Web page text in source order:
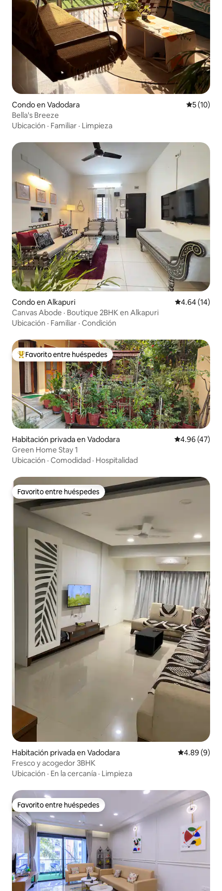
Condo en Vadodara
5 (10)
Bella's Breeze
Ubicación · Familiar · Limpieza
Condo en Alkapuri Calificación
4.64 (14)
Canvas Abode · Boutique 2BHK en Alkapuri
Ubicación · Familiar · Condición
Favorito entre huéspedes preferido
Favorito entre huéspedes
Habitación privada en Vadodara Calificación
4.96 (47)
Green Home Stay 1
Ubicación · Comodidad · Hospitalidad
Favorito entre huéspedes
Favorito entre huéspedes
Habitación privada en Vadodara Calificación
4.89 (9)
Fresco y acogedor 3BHK
Ubicación · En la cercanía · Limpieza
Favorito entre huéspedes
Favorito entre huéspedes